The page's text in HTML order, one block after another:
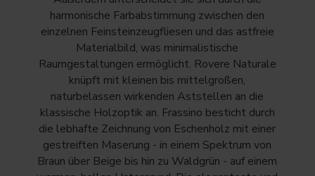
harmonische Farbabstimmung zwischen den
einzelnen Feinsteinzeugfliesen und das astfreie
Materialbild, was minimalistische
Raumgestaltungen ermöglicht. Rovere Naturale
knüpft mit kleinen bis mittelgroßen,
naturbelassen wirkenden Aststellen an die
klassische Holzoptik an. Frassino besticht durch
die lebhafte Zeichnung von Eschenholz mit einer
gestreiften Maserung - in einem Spektrum von
Braun über Beige bis hin zu Waldgrün - auf einem